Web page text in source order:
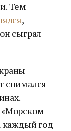
Тем
,
сыграл
снимался
«Морском
каждый год